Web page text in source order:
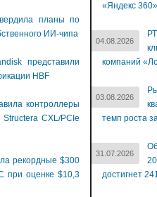
планы по
ИИ-чипа
представили
HBF
контроллеры
CXL/PCIe
рекордные $300
при оценке $10,3
«Яндекс 360»
04.08.2026
компаний
03.08.2026
темп роста
31.07.2026
достигнет